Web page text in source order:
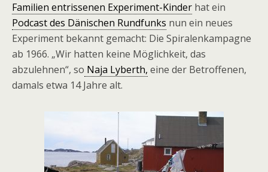
Familien entrissenen Experiment-Kinder hat ein
Podcast des Dänischen Rundfunks nun ein neues
Experiment bekannt gemacht: Die Spiralenkampagne
ab 1966. „Wir hatten keine Möglichkeit, das
abzulehnen“, so Naja Lyberth, eine der Betroffenen,
damals etwa 14 Jahre alt.